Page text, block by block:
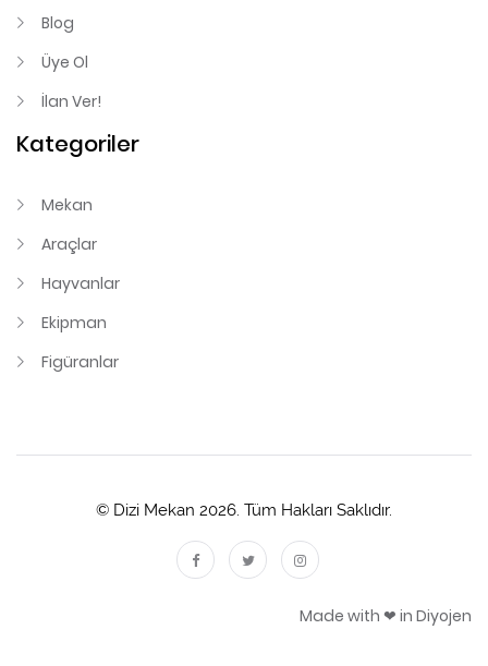
Blog
Üye Ol
İlan Ver!
Kategoriler
Mekan
Araçlar
Hayvanlar
Ekipman
Figüranlar
© Dizi Mekan 2026. Tüm Hakları Saklıdır.
Made with ❤ in Diyojen